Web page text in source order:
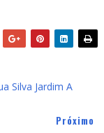
Silva Jardim A
Próximo